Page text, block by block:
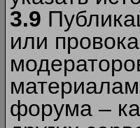
3.9
или
форума –